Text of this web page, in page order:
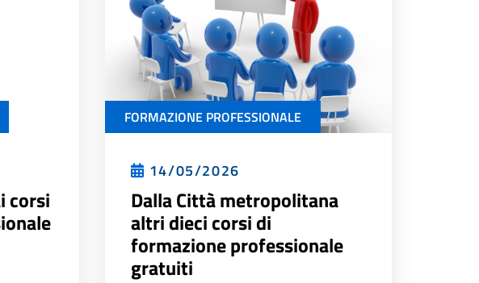
corsi
FORMAZIONE PROFESSIONALE
14/05/2026
Dalla Città metropolitana
altri dieci corsi di
formazione professionale
gratuiti